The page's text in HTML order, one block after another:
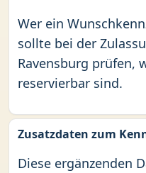
Wer ein
sollte bei der
Ravensburg prüfen,
reservierbar sind.
Zusatzdaten zum
Diese ergänzenden